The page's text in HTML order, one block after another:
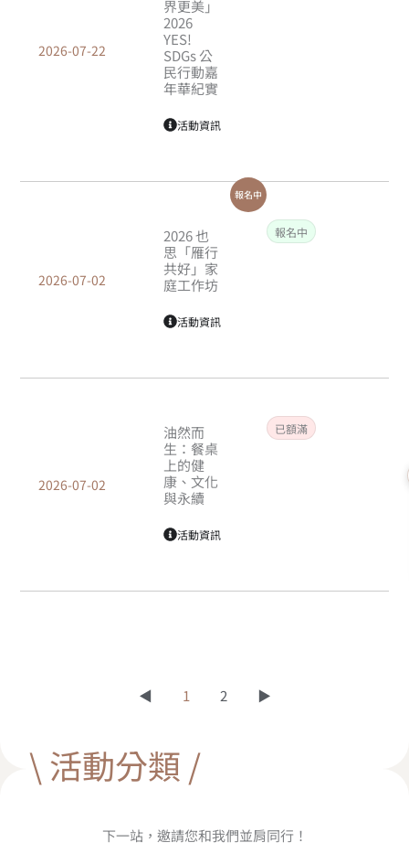
2026-07-22
界更美」
2026
YES!
SDGs 公
民行動嘉
年華紀實
活動資訊
2026-07-02
2026 也
思「雁行
共好」家
庭工作坊
報名中
活動資訊
報名中
2026-07-02
油然而
生：餐桌
上的健
康、文化
與永續
活動資訊
已額滿
◀ 1 2 ▶
\ 活動分類 /
下一站，邀請您和我們並肩同行！